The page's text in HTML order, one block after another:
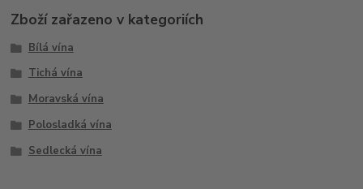
Zboží zařazeno v kategoriích
Bílá vína
Tichá vína
Moravská vína
Polosladká vína
Sedlecká vína